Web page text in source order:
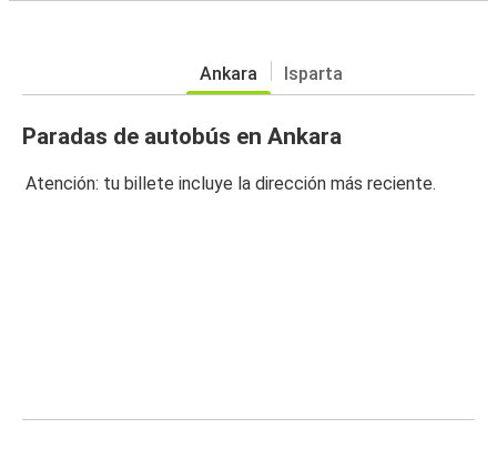
Ankara Isparta
Paradas de autobús en Ankara
Atención: tu billete incluye la dirección más reciente.